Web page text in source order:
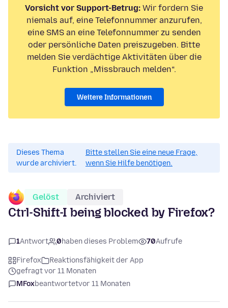
Vorsicht vor Support-Betrug: Wir fordern Sie
niemals auf, eine Telefonnummer anzurufen,
eine SMS an eine Telefonnummer zu senden
oder persönliche Daten preiszugeben. Bitte
melden Sie verdächtige Aktivitäten über die
Funktion „Missbrauch melden“.
Weitere Informationen
Dieses Thema
wurde archiviert.
Bitte stellen Sie eine neue Frage,
wenn Sie Hilfe benötigen.
Gelöst Archiviert
Ctrl-Shift-I being blocked by Firefox?
1Antwort 0haben dieses Problem 70Aufrufe
Firefox
Reaktionsfähigkeit der App
gefragt vor 11 Monaten
MFoxbeantwortetvor 11 Monaten